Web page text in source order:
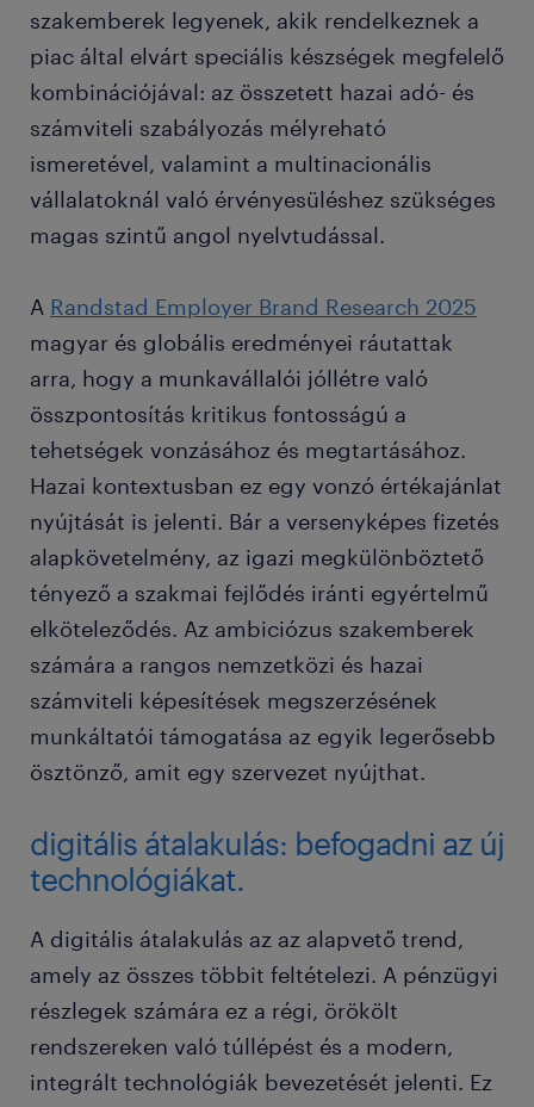
szakemberek legyenek, akik rendelkeznek a
piac által elvárt speciális készségek megfelelő
kombinációjával: az összetett hazai adó- és
számviteli szabályozás mélyreható
ismeretével, valamint a multinacionális
vállalatoknál való érvényesüléshez szükséges
magas szintű angol nyelvtudással.
A Randstad Employer Brand Research 2025
magyar és globális eredményei ráutattak
arra, hogy a munkavállalói jóllétre való
összpontosítás kritikus fontosságú a
tehetségek vonzásához és megtartásához.
Hazai kontextusban ez egy vonzó értékajánlat
nyújtását is jelenti. Bár a versenyképes fizetés
alapkövetelmény, az igazi megkülönböztető
tényező a szakmai fejlődés iránti egyértelmű
elköteleződés. Az ambiciózus szakemberek
számára a rangos nemzetközi és hazai
számviteli képesítések megszerzésének
munkáltatói támogatása az egyik legerősebb
ösztönző, amit egy szervezet nyújthat.
digitális átalakulás: befogadni az új
technológiákat.
A digitális átalakulás az az alapvető trend,
amely az összes többit feltételezi. A pénzügyi
részlegek számára ez a régi, örökölt
rendszereken való túllépést és a modern,
integrált technológiák bevezetését jelenti. Ez